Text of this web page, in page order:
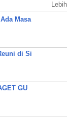
Lebih
Masa
di Si
GU